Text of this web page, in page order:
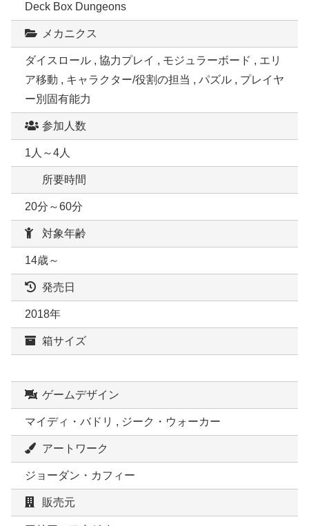
Deck Box Dungeons
メカニクス
ダイスロール , 協力プレイ , モジュラーボード , エリ
ア移動 , キャラクター/役割の担当 , パズル , プレイヤ
ー別固有能力
参加人数
1人～4人
所要時間
20分～60分
対象年齢
14歳～
発売日
2018年
箱サイズ
ゲームデザイン
マイディ・バドリ , ジーク・ウォーカー
アートワーク
ジョーダン・カフィー
販売元